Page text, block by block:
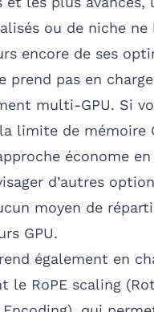
ou de niche ne
encore de ses
prend pas en charge
multi-GPU. Si
limite de mémoire
économe
d’autres
moyen de
GPU.
également en
le RoPE scaling